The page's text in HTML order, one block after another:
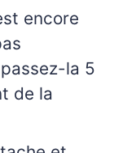
encore
la 5
de la